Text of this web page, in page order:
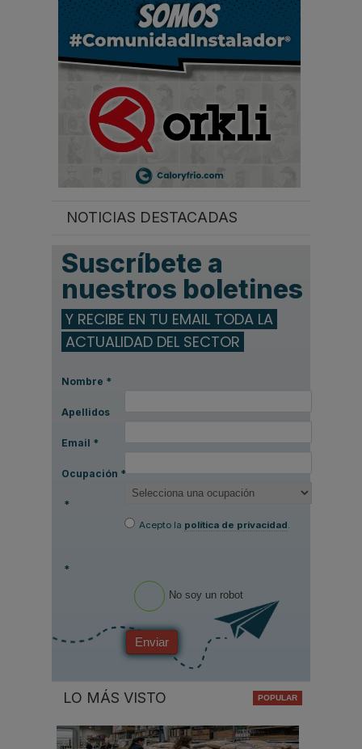
NOTICIAS DESTACADAS
Suscríbete a
nuestros boletines
Y RECIBE EN TU EMAIL TODA LA
ACTUALIDAD DEL SECTOR
Nombre *
Apellidos
Email *
Ocupación *
*
Acepto la política de privacidad
*
No soy un robot
Enviar
LO MÁS VISTO